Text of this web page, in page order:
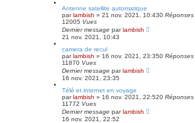
Antenne satellite automatique
parlambish » 21 nov. 2021, 10:430 Réponses
12005 Vues
Dernier message parlambish
21 nov. 2021, 10:43
camera de recul
parlambish » 16 nov. 2021, 23:350 Réponses
11870 Vues
Dernier message parlambish
16 nov. 2021, 23:35
Télé et internet en voyage
parlambish » 16 nov. 2021, 22:520 Réponses
11772 Vues
Dernier message parlambish
16 nov. 2021, 22:52